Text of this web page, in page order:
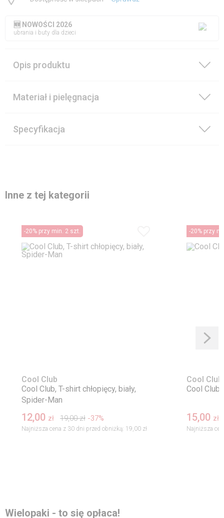
🆕 NOWOŚCI 2026
ubrania i buty dla dzieci
Opis produktu
Materiał i pielęgnacja
Specyfikacja
Inne z tej kategorii
-20% przy min. 2 szt.
Cool Club
Cool Club, T-shirt chłopięcy, biały,
Spider-Man
12,00 zł 19,00 zł -37%
Najniższa cena z 30 dni przed obniżką: 19,00 zł
-20% przy
Cool Club
Cool Club,
15,00 zł
Najniższa
Wielopaki - to się opłaca!